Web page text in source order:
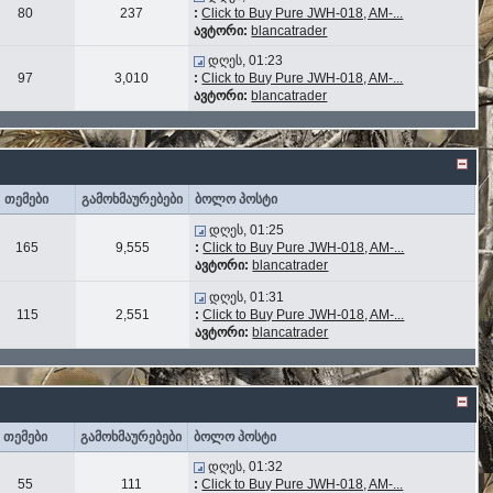
80 237
: Click to Buy Pure JWH-018, AM-...
ავტორი: blancatrader
97 3,010
დღეს, 01:23
: Click to Buy Pure JWH-018, AM-...
ავტორი: blancatrader
თემები გამოხმაურებები ბოლო პოსტი
165 9,555
დღეს, 01:25
: Click to Buy Pure JWH-018, AM-...
ავტორი: blancatrader
115 2,551
დღეს, 01:31
: Click to Buy Pure JWH-018, AM-...
ავტორი: blancatrader
თემები გამოხმაურებები ბოლო პოსტი
55 111
დღეს, 01:32
: Click to Buy Pure JWH-018, AM-...